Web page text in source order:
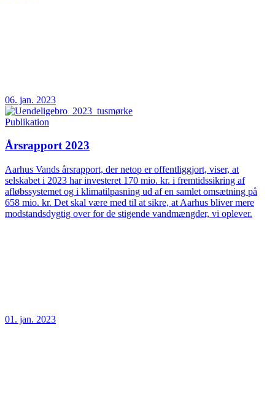
06. jan. 2023
Publikation
Årsrapport 2023
Aarhus Vands årsrapport, der netop er offentliggjort, viser, at
selskabet i 2023 har investeret 170 mio. kr. i fremtidssikring af
afløbssystemet og i klimatilpasning ud af en samlet omsætning på
658 mio. kr. Det skal være med til at sikre, at Aarhus bliver mere
modstandsdygtig over for de stigende vandmængder, vi oplever.
01. jan. 2023